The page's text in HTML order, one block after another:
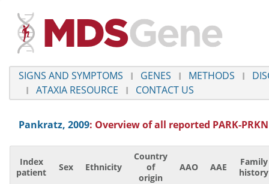
SIGNS AND SYMPTOMS GENES METHODS
ATAXIA RESOURCE
CONTACT US
Pankratz, 2009: Overview of all reported PARK-PRKN
Index
patient
Sex Ethnicity
Country
of
origin
AAO AAE
Family
history